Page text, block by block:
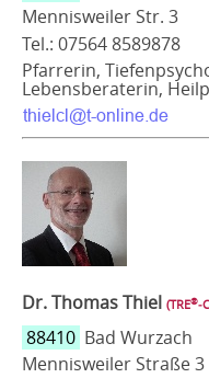
Mennisweiler Str. 3
Tel.: 07564 8589878
Pfarrerin,
Lebensberaterin,
Dr. Thomas Thiel (TRE®
88410 Bad Wurzach
Mennisweiler Straße 3